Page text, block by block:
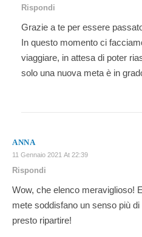
Rispondi
Grazie a te per essere
In questo momento ci
viaggiare, in attesa di poter
solo una nuova meta è in
ANNA
11 Gennaio 2021 At 22:39
Rispondi
Wow, che elenco meraviglioso!
mete soddisfano un senso più
presto ripartire!